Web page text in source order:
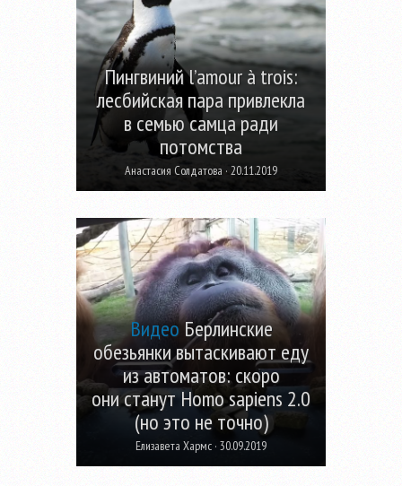
Пингвиний l’amour à trois:
лесбийская пара привлекла
в семью самца ради
потомства
Анастасия Солдатова · 20.11.2019
ВидеоБерлинские
обезьянки вытаскивают еду
из автоматов: скоро
они станут Homo sapiens 2.0
(но это не точно)
Елизавета Хармс · 30.09.2019